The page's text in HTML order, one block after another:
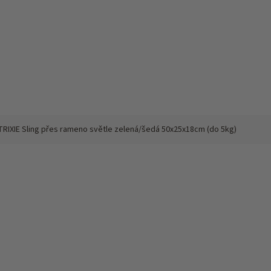
Sling přes rameno světle zelená/šedá 50x25x18cm (do 5kg)